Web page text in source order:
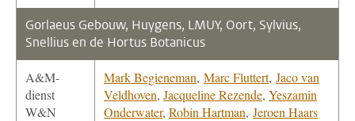
Gorlaeus Gebouw, Huygens, LMUY, Oort, Sylvius,
Snellius en de Hortus Botanicus
A&M-
dienst
W&N
Mark Begieneman, Marc Fluttert, Jaco van
Veldhoven, Jacqueline Rezende, Yeszamin
Onderwater, Robin Hartman, Jeroen Haars